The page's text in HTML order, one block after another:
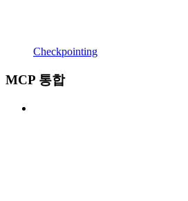
Checkpointing
MCP 통합